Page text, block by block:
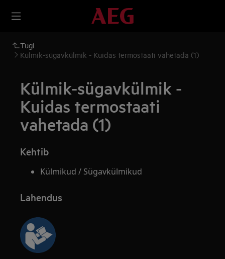
Tugi
Külmik-sügavkülmik - Kuidas termostaati vahetada (1)
Külmik-sügavkülmik -
Kuidas termostaati
vahetada (1)
Kehtib
Külmikud / Sügavkülmikud
Lahendus